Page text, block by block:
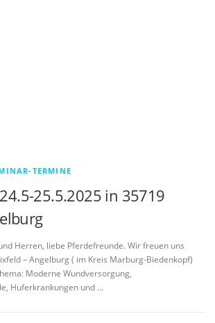
TERMINE
25.5.2025 in 35719
Herren, liebe Pferdefreunde. Wir freuen uns
– Angelburg ( im Kreis Marburg-Biedenkopf)
Moderne Wundversorgung,
Huferkrankungen und …